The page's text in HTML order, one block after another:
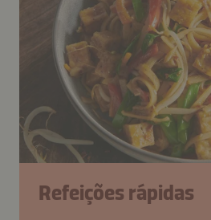
Refeições rápidas